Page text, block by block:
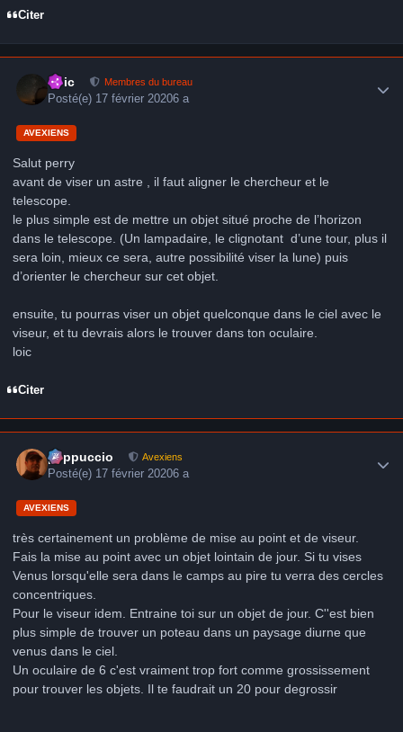
Citer
Loic Membres du bureau
Posté(e) 17 février 20206 a
AVEXIENS
Salut perry
avant de viser un astre , il faut aligner le chercheur et le
telescope.
le plus simple est de mettre un objet situé proche de l’horizon
dans le telescope. (Un lampadaire, le clignotant d’une tour, plus il
sera loin, mieux ce sera, autre possibilité viser la lune) puis
d’orienter le chercheur sur cet objet.
ensuite, tu pourras viser un objet quelconque dans le ciel avec le
viseur, et tu devrais alors le trouver dans ton oculaire.
loic
Citer
peppuccio Avexiens
Posté(e) 17 février 20206 a
AVEXIENS
très certainement un problème de mise au point et de viseur.
Fais la mise au point avec un objet lointain de jour. Si tu vises
Venus lorsqu'elle sera dans le camps au pire tu verra des cercles
concentriques.
Pour le viseur idem. Entraine toi sur un objet de jour. C''est bien
plus simple de trouver un poteau dans un paysage diurne que
venus dans le ciel.
Un oculaire de 6 c'est vraiment trop fort comme grossissement
pour trouver les objets. Il te faudrait un 20 pour degrossir